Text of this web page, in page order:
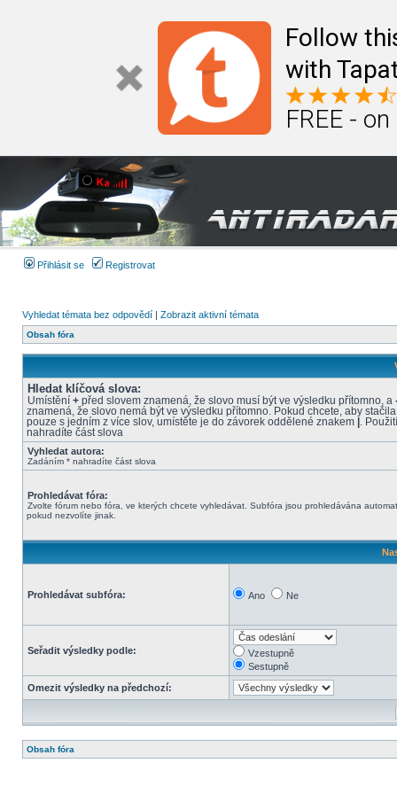
Follow
with
FREE -
Přihlásit se Registrovat
Vyhledat témata bez odpovědí | Zobrazit aktivní témata
Obsah fóra
Hledat klíčová slova:
Umístění + před slovem znamená, že slovo musí být ve výsledku přítomno, a
znamená, že slovo nemá být ve výsledku přítomno. Pokud chcete, aby
pouze s jedním z více slov, umístěte je do závorek oddělené znakem
.
nahradíte část slova
Vyhledat autora:
Zadáním * nahradíte část slova
Prohledávat fóra:
Zvolte fórum nebo fóra, ve kterých chcete vyhledávat. Subfóra jsou prohledávána
pokud nezvolíte jinak.
Prohledávat subfóra: Ano Ne
Seřadit výsledky podle:
Vzestupně
Sestupně
Omezit výsledky na předchozí:
Obsah fóra